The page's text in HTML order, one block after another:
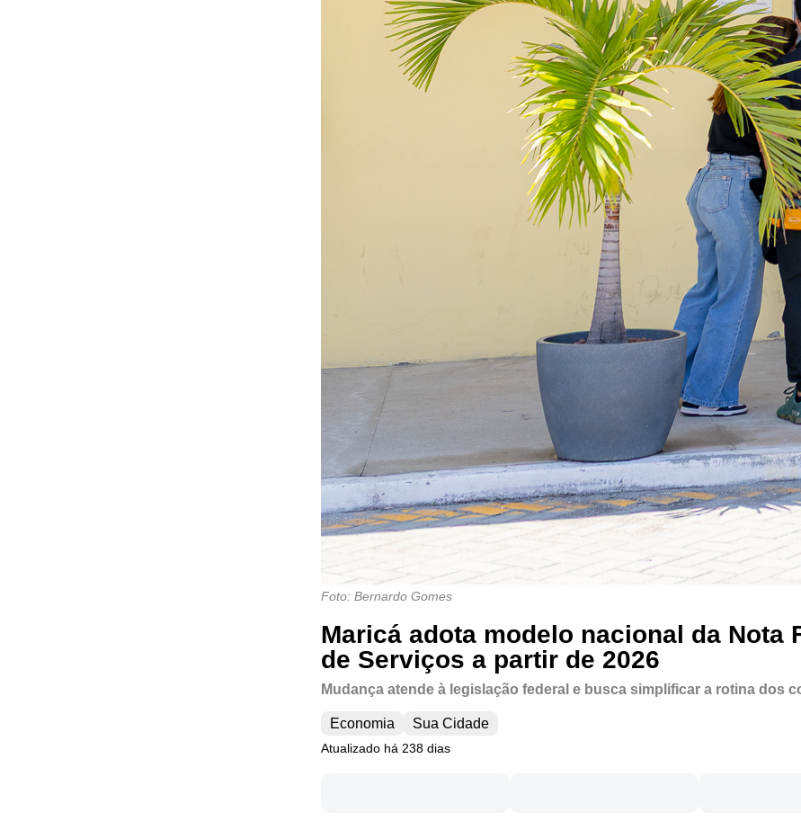
Foto: Bernardo Gomes
Maricá adota modelo nacional da Nota
de Serviços a partir de 2026
Mudança atende à legislação federal e busca simplificar a rotina dos
Economia Sua Cidade
Atualizado há 238 dias